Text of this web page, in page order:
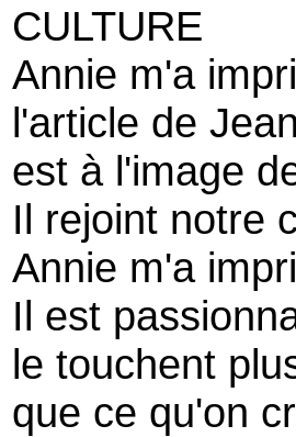
CULTURE
Annie m'a
l'article de
est à l'image
Il rejoint notre
Annie m'a
Il est
le touchent
que ce qu'on